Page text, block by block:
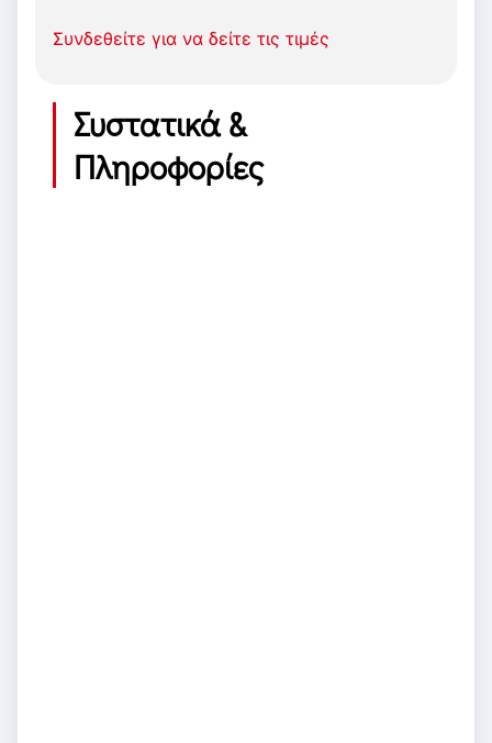
Συνδεθείτε για να δείτε τις τιμές
Συστατικά &
Πληροφορίες